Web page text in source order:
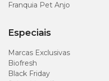
Franquia Pet Anjo
Especiais
Marcas Exclusivas
Biofresh
Black Friday